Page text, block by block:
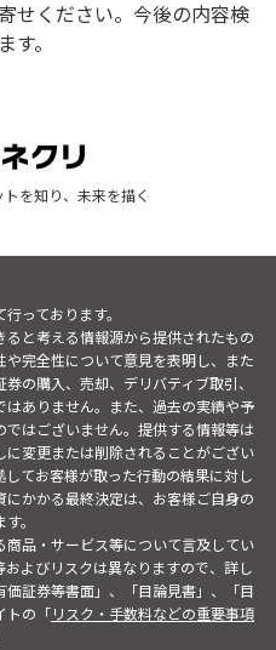
せください。今後の内容検
。
を知り、未来を描く
っております。
と考える情報源から提供されたもの
完全性について意見を表明し、また
の購入、売却、デリバティブ取引、
ありません。また、過去の実績や予
はございません。提供する情報等は
変更または削除されることがござい
てお客様が取った行動の結果に対し
かかる最終決定は、お客様ご自身の
。
品・サービス等について言及してい
よびリスクは異なりますので、詳し
証券等書面」、「目論見書」、「目
トの「リスク・手数料などの重要事項